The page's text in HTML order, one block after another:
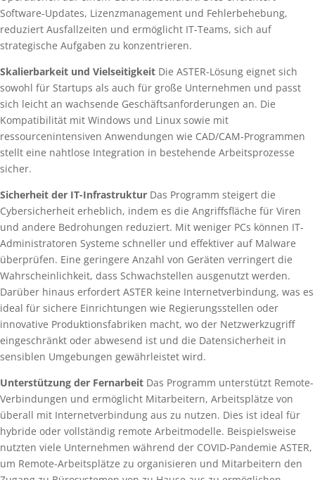
Software-Updates, Lizenzmanagement und Fehlerbehebung,
reduziert Ausfallzeiten und ermöglicht IT-Teams, sich auf
strategische Aufgaben zu konzentrieren.
Skalierbarkeit und Vielseitigkeit Die ASTER-Lösung eignet sich
sowohl für Startups als auch für große Unternehmen und passt
sich leicht an wachsende Geschäftsanforderungen an. Die
Kompatibilität mit Windows und Linux sowie mit
ressourcenintensiven Anwendungen wie CAD/CAM-Programmen
stellt eine nahtlose Integration in bestehende Arbeitsprozesse
sicher.
Sicherheit der IT-Infrastruktur Das Programm steigert die
Cybersicherheit erheblich, indem es die Angriffsfläche für Viren
und andere Bedrohungen reduziert. Mit weniger PCs können IT-
Administratoren Systeme schneller und effektiver auf Malware
überprüfen. Eine geringere Anzahl von Geräten verringert die
Wahrscheinlichkeit, dass Schwachstellen ausgenutzt werden.
Darüber hinaus erfordert ASTER keine Internetverbindung, was es
ideal für sichere Einrichtungen wie Regierungsstellen oder
innovative Produktionsfabriken macht, wo der Netzwerkzugriff
eingeschränkt oder abwesend ist und die Datensicherheit in
sensiblen Umgebungen gewährleistet wird.
Unterstützung der Fernarbeit Das Programm unterstützt Remote-
Verbindungen und ermöglicht Mitarbeitern, Arbeitsplätze von
überall mit Internetverbindung aus zu nutzen. Dies ist ideal für
hybride oder vollständig remote Arbeitmodelle. Beispielsweise
nutzten viele Unternehmen während der COVID-Pandemie ASTER,
um Remote-Arbeitsplätze zu organisieren und Mitarbeitern den